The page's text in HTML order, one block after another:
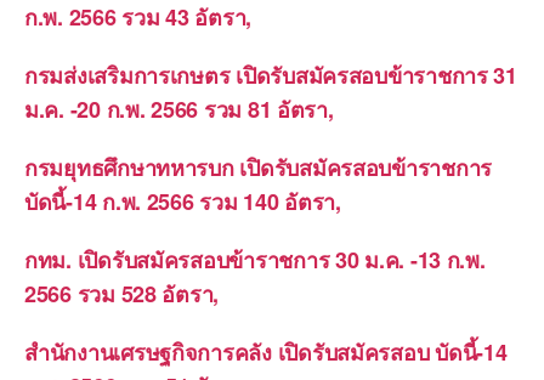
ก.พ. 2566 รวม 43 อัตรา,
กรมส่งเสริมการเกษตร เปิดรับสมัครสอบข้าราชการ 31
ม.ค. -20 ก.พ. 2566 รวม 81 อัตรา,
กรมยุทธศึกษาทหารบก เปิดรับสมัครสอบข้าราชการ
บัดนี้-14 ก.พ. 2566 รวม 140 อัตรา,
กทม. เปิดรับสมัครสอบข้าราชการ 30 ม.ค. -13 ก.พ.
2566 รวม 528 อัตรา,
สำนักงานเศรษฐกิจการคลัง เปิดรับสมัครสอบ บัดนี้-14